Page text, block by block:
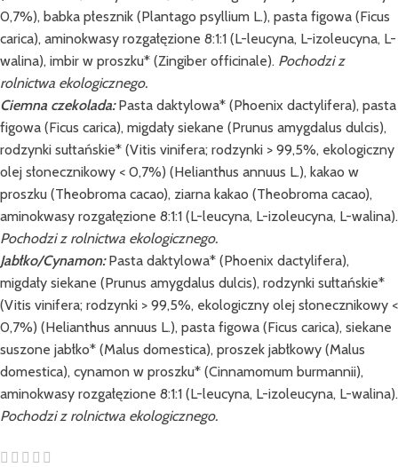
0,7%), babka płesznik (Plantago psyllium L.), pasta figowa (Ficus
carica), aminokwasy rozgałęzione 8:1:1 (L-leucyna, L-izoleucyna, L-
walina), imbir w proszku* (Zingiber officinale). Pochodzi z
rolnictwa ekologicznego.
Ciemna czekolada:Pasta daktylowa* (Phoenix dactylifera), pasta
figowa (Ficus carica), migdały siekane (Prunus amygdalus dulcis),
rodzynki sułtańskie* (Vitis vinifera; rodzynki > 99,5%, ekologiczny
olej słonecznikowy < 0,7%) (Helianthus annuus L.), kakao w
proszku (Theobroma cacao), ziarna kakao (Theobroma cacao),
aminokwasy rozgałęzione 8:1:1 (L-leucyna, L-izoleucyna, L-walina).
Pochodzi z rolnictwa ekologicznego.
Jabłko/Cynamon:Pasta daktylowa* (Phoenix dactylifera),
migdały siekane (Prunus amygdalus dulcis), rodzynki sułtańskie*
(Vitis vinifera; rodzynki > 99,5%, ekologiczny olej słonecznikowy <
0,7%) (Helianthus annuus L.), pasta figowa (Ficus carica), siekane
suszone jabłko* (Malus domestica), proszek jabłkowy (Malus
domestica), cynamon w proszku* (Cinnamomum burmannii),
aminokwasy rozgałęzione 8:1:1 (L-leucyna, L-izoleucyna, L-walina).
Pochodzi z rolnictwa ekologicznego.